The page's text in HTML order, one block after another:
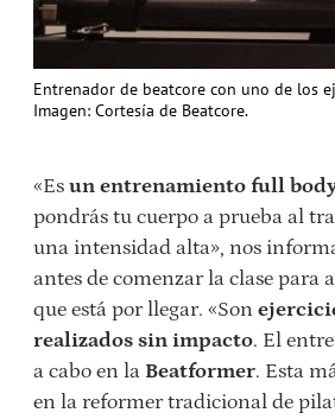
Entrenador de beatcore con uno de los
Imagen: Cortesía de Beatcore.
«Es un entrenamiento full
pondrás tu cuerpo a prueba al
una intensidad alta», nos
antes de comenzar la clase para
que está por llegar. «Son
realizados sin impacto. El
a cabo en la Beatformer. Esta
en la reformer tradicional de